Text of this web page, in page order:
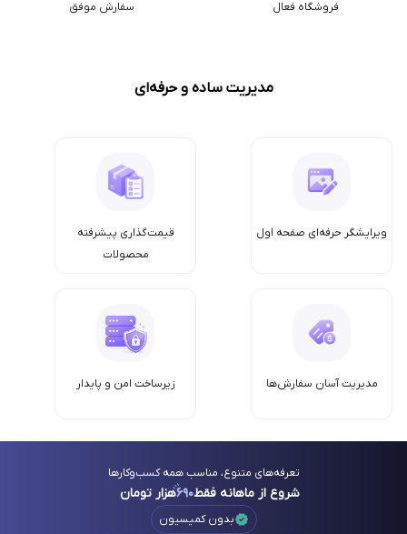
فروشگاه فعال سفارش موفق
مدیریت ساده و حرفه‌ای
ویرایشگر حرفه‌ای صفحه اول
قیمت‌گذاری پیشرفته
محصولات
مدیریت آسان سفارش‌ها زیرساخت امن‌ و پایدار
تعرفه‌های متنوع، مناسب همه کسب‌وکارها
شروع از ماهانه فقط۶۹۰هزار تومان
بدون کمیسیون